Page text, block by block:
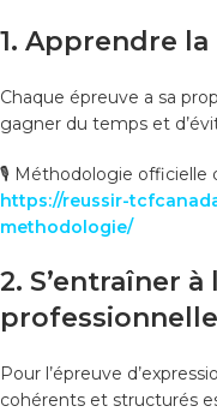
1. Apprendre
Chaque épreuve a sa
gagner du temps et
🎙️ Méthodologie officielle
https://reussir-
methodologie/
2. S’entraîner
professionnelle
Pour l’épreuve
cohérents et structurés